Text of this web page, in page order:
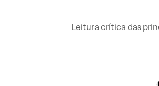
Leitura crítica das